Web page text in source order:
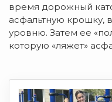
время дорожный
асфальтную крошку,
уровню. Затем ее
которую «ляжет»